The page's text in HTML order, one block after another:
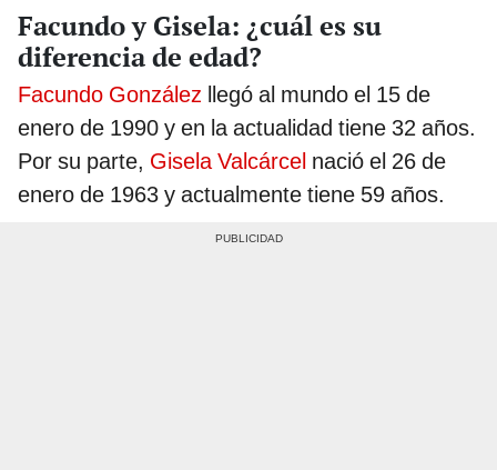
Facundo y Gisela: ¿cuál es su
diferencia de edad?
Facundo González llegó al mundo el 15 de
enero de 1990 y en la actualidad tiene 32 años.
Por su parte, Gisela Valcárcel nació el 26 de
enero de 1963 y actualmente tiene 59 años.